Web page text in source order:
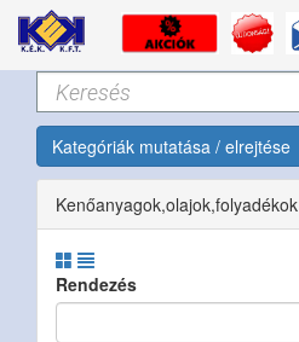
Kategóriák mutatása / elrejtése
Kenőanyagok,olajok,folyadékok
Rendezés